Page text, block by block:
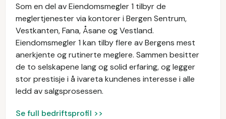
Som en del av Eiendomsmegler 1 tilbyr de
meglertjenester via kontorer i Bergen Sentrum,
Vestkanten, Fana, Åsane og Vestland.
Eiendomsmegler 1 kan tilby flere av Bergens mest
anerkjente og rutinerte meglere. Sammen besitter
de to selskapene lang og solid erfaring, og legger
stor prestisje i å ivareta kundenes interesse i alle
ledd av salgsprosessen.
Se full bedriftsprofil >>